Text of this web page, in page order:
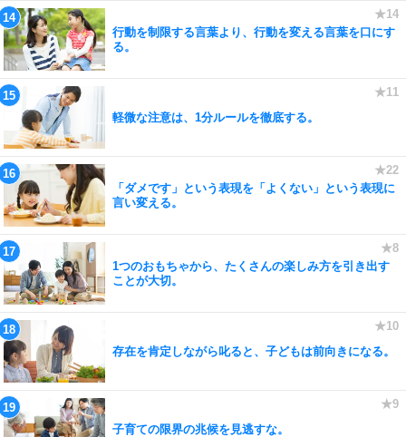
行動を制限する言葉より、行動を変える言葉を口にす
る。
軽微な注意は、1分ルールを徹底する。
「ダメです」という表現を「よくない」という表現に
言い変える。
1つのおもちゃから、たくさんの楽しみ方を引き出す
ことが大切。
存在を肯定しながら叱ると、子どもは前向きになる。
子育ての限界の兆候を見逃すな。